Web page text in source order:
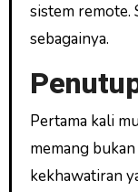
sistem remote.
sebagainya.
Pertama kali
memang
kekhawatiran